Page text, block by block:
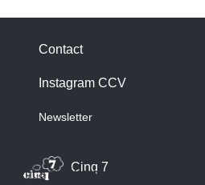
Contact
Instagram CCV
Newsletter
Cinq 7
aident à améliorer ce site et